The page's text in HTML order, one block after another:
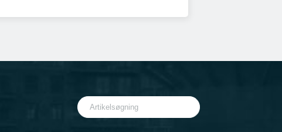
S
e